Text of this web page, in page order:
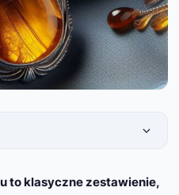
to klasyczne zestawienie,